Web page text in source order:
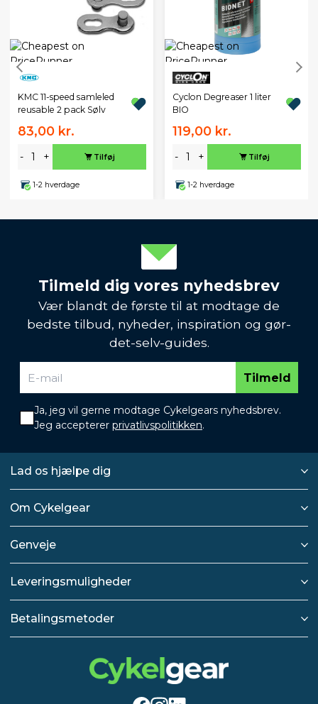
KMC 11-speed samleled
reusable 2 pack Sølv
83,00 kr.
- + Tilføj
1-2 hverdage
Cyclon Degreaser 1 liter
BIO
119,00 kr.
- + Tilføj
1-2 hverdage
Tilmeld dig vores nyhedsbrev
Vær blandt de første til at modtage de
bedste tilbud, nyheder, inspiration og gør-
det-selv-guides.
Tilmeld
Ja, jeg vil gerne modtage Cykelgears nyhedsbrev.
Jeg accepterer privatlivspolitikken.
Lad os hjælpe dig
Om Cykelgear
Genveje
Leveringsmuligheder
Betalingsmetoder